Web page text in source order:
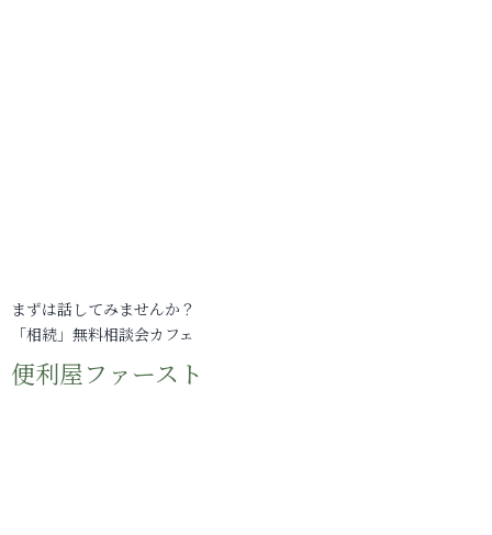
まずは話してみませんか？
「相続」無料相談会カフェ
便利屋ファースト